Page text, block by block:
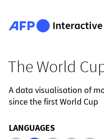
Interactive
The World
A data visualisation of
since the first World Cup
LANGUAGES